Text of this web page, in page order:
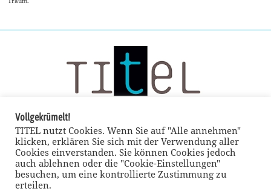
Vollgekrümelt!
TITEL nutzt Cookies. Wenn Sie auf "Alle annehmen"
klicken, erklären Sie sich mit der Verwendung aller
Cookies einverstanden. Sie können Cookies jedoch
auch ablehnen oder die "Cookie-Einstellungen"
besuchen, um eine kontrollierte Zustimmung zu
erteilen.